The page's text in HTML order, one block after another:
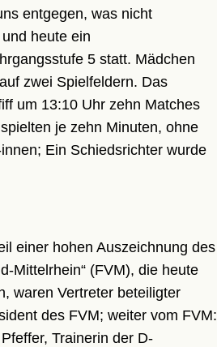
entgegen, was nicht
heute ein
5 statt. Mädchen
zwei Spielfeldern. Das
um 13:10 Uhr zehn Matches
je zehn Minuten, ohne
Ein Schiedsrichter wurde
einer hohen Auszeichnung des
Mittelrhein“ (FVM), die heute
waren Vertreter beteiligter
des FVM; weiter vom FVM:
Trainerin der D-